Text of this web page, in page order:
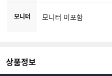
모니터 모니터 미포함
상품정보